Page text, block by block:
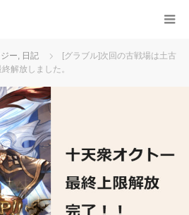
ー, 日記
[グラブル]次回の古戦場は土古
解放しました。